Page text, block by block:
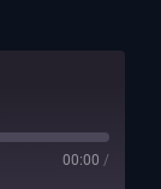
00:00 /